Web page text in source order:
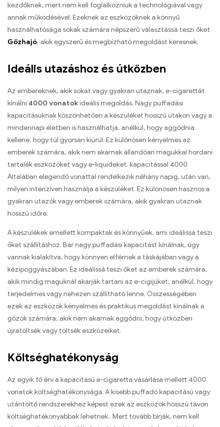
kezdőknek, mert nem kell foglalkozniuk a technológiával vagy
annak működésével. Ezeknek az eszközöknek a könnyű
használhatósága sokak számára népszerű választássá teszi őket
Gőzhajó, akik egyszerű és megbízható megoldást keresnek.
Ideális utazáshoz és útközben
Az embereknek, akik sokat vagy gyakran utaznak, e-cigarettát
kínálni 4000 vonatokideális megoldás. Nagy puffadási
kapacitásuknak köszönhetően a készüléket hosszú utakon vagy a
mindennapi életben is használhatja, anélkül, hogy aggódnia
kellene, hogy túl gyorsan kiürül. Ez különösen kényelmes az
emberek számára, akik nem akarnak állandóan magukkal hordani
tartalék eszközöket vagy e-liquideket. kapacitással 4000
Általában elegendő vonattal rendelkezik néhány napig, után van,
milyen intenzíven használja a készüléket. Ez különösen hasznos a
gyakran utazók vagy emberek számára, akik gyakran utaznak
hosszú időre.
A készülékek emellett kompaktak és könnyűek, ami ideálissá teszi
őket szállításhoz. Bár nagy puffadási kapacitást kínálnak, úgy
vannak kialakítva, hogy könnyen elférnek a táskájában vagy a
kézipoggyászában. Ez ideálissá teszi őket az emberek számára,
akik mindig maguknál akarják tartani az e-cigijüket, anélkül, hogy
terjedelmes vagy nehezen szállítható lenne. Összességében
ezek az eszközök kényelmes és praktikus megoldást kínálnak a
gőzök számára, akik nem akarnak aggódni, hogy útközben
újratöltsék vagy töltsék eszközeiket.
Költséghatékonyság
Az egyik fő érv a kapacitású e-cigaretta vásárlása mellett 4000
vonatok költséghatékonysága. A kisebb puffadó kapacitású vagy
utántöltő rendszerekhez képest ezek az eszközök hosszú távon
költséghatékonyabbak lehetnek.. Mert tovább bírják, nem kell